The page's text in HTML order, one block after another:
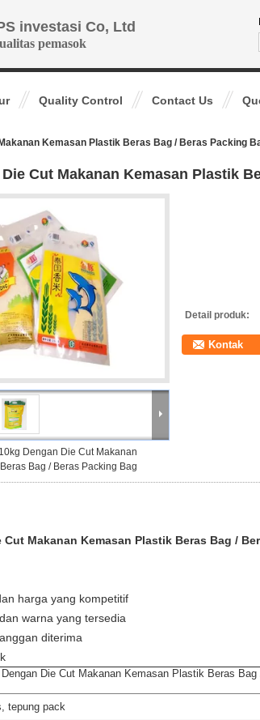
investasi Co, Ltd
pemasok
Quality Control Contact Us
Kemasan Plastik Beras Bag / Beras Packing
Cut Makanan Kemasan Plastik
10kg Dengan Die Cut Makanan
Bag / Beras Packing Bag
Detail produk:
Kontak
Cut Makanan Kemasan Plastik Beras Bag /
harga yang kompetitif
warna yang tersedia
diterima
Dengan Die Cut Makanan Kemasan Plastik Beras
tepung pack